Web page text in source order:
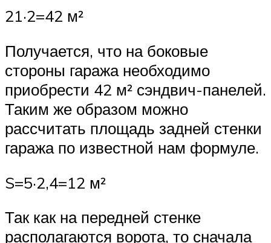
21·2=42 м²
Получается, что на боковые
стороны гаража необходимо
приобрести 42 м² сэндвич-панелей.
Таким же образом можно
рассчитать площадь задней стенки
гаража по известной нам формуле.
S=5·2,4=12 м²
Так как на передней стенке
располагаются ворота, то сначала